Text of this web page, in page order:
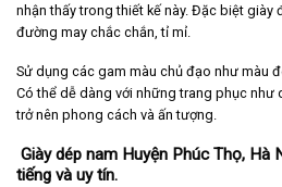
nhận thấy trong thiết kế này. Đặc biệt giày
đường may chắc chắn, tỉ mỉ.
Sử dụng các gam màu chủ đạo như màu
Có thể dễ dàng với những trang phục như
trở nên phong cách và ấn tượng.
Giày dép nam Huyện Phúc Thọ, Hà
tiếng và uy tín.